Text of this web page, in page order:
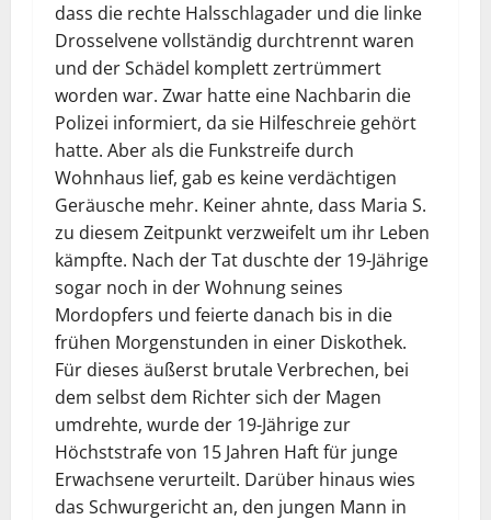
dass die rechte Halsschlagader und die linke
Drosselvene vollständig durchtrennt waren
und der Schädel komplett zertrümmert
worden war. Zwar hatte eine Nachbarin die
Polizei informiert, da sie Hilfeschreie gehört
hatte. Aber als die Funkstreife durch
Wohnhaus lief, gab es keine verdächtigen
Geräusche mehr. Keiner ahnte, dass Maria S.
zu diesem Zeitpunkt verzweifelt um ihr Leben
kämpfte. Nach der Tat duschte der 19-Jährige
sogar noch in der Wohnung seines
Mordopfers und feierte danach bis in die
frühen Morgenstunden in einer Diskothek.
Für dieses äußerst brutale Verbrechen, bei
dem selbst dem Richter sich der Magen
umdrehte, wurde der 19-Jährige zur
Höchststrafe von 15 Jahren Haft für junge
Erwachsene verurteilt. Darüber hinaus wies
das Schwurgericht an, den jungen Mann in